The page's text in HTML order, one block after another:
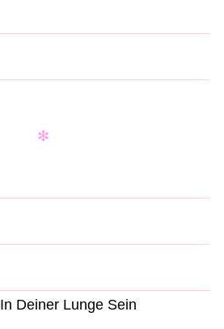
Deiner Lunge Sein